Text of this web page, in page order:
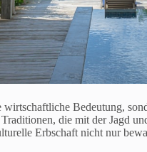
wirtschaftliche Bedeutung,
die mit der Jagd
Erbschaft nicht nur